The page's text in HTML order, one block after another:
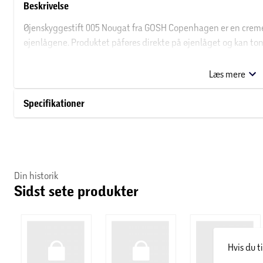
Beskrivelse
Øjenskyggestift 005 Nougat fra GOSH Copenhagen er en
øjenlågene. Produktet påføres direkte på øjenlåget og kan
Nougat – En blød, neutral nuance med cremet finish –
Om GOSH Copenhagen
lave produkter med milde formler, og derfor finder du også et
allergicertificerede produkter i deres sortiment.
Læs mere
Specifikationer
Din historik
Sidst sete produkter
Hvis du